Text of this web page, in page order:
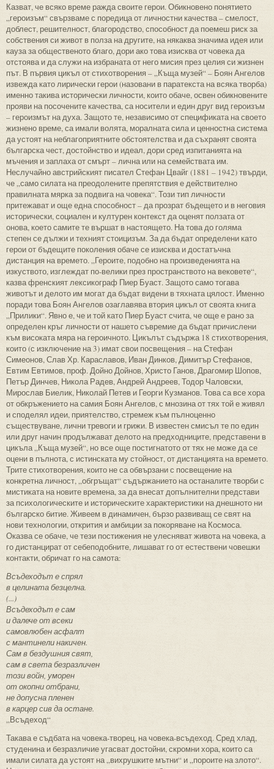
Казват, че всяко време ражда своите герои. Обикновено понятието
„героизъм“ свързваме с поредица от личностни качества – смелост,
доблест, решителност, благородство, способност да поемеш риск за
собствения си живот в полза на другите, на някаква значима идея или
кауза за общественото благо, дори ако това изисква от човека да
отстоява и да служи на избраната от него мисия през целия си жизнен
път. В първия цикъл от стихотворения – „Къща музей“ – Боян Ангелов
извежда като лирически герои (назовани в паратекста на всяка творба)
именно такива исторически личности, които обаче, освен обикновените
прояви на посочените качества, са носители и един друг вид героизъм
– героизмът на духа. Защото те, независимо от спецификата на своето
жизнено време, са имали волята, моралната сила и ценностна система
да устоят на неблагоприятните обстоятелства и да съхранят своята
българска чест, достойнство и идеал, дори сред изпитанията на
мъчения и заплаха от смърт – лична или на семействата им.
Неслучайно австрийският писател Стефан Цвайг (1881 – 1942) твърди,
че „само силата на преодолените препятствия е действително
правилната мярка за подвига на човека“. Този тип личности
притежават и още една способност – да прозрат бъдещето и в неговия
исторически, социален и културен контекст да оценят ползата от
онова, което самите те вършат в настоящето. На това до голяма
степен се дължи и техният стоицизъм. За да бъдат определени като
герои от бъдещите поколения обаче се изисква и достатъчна
дистанция на времето. „Героите, подобно на произведенията на
изкуството, изглеждат по-велики през пространството на вековете“,
казва френският лексикограф Пиер Буаст. Защото само тогава
животът и делото им могат да бъдат видени в тяхната цялост. Именно
поради това Боян Ангелов озаглавява втория цикъл от своята книга
„Прилики“. Явно е, че и той като Пиер Буаст счита, че още е рано за
определен кръг личности от нашето съвремие да бъдат причислени
към високата мяра на героичното. Цикълът съдържа 18 стихотворения,
които (с изключение на 3) имат свои посвещения – на Стефан
Симеонов, Слав Хр. Караславов, Иван Динков, Димитър Стефанов,
Евтим Евтимов, проф. Дойно Дойнов, Христо Ганов, Драгомир Шопов,
Петър Динчев, Никола Радев, Андрей Андреев, Тодор Чаловски,
Мирослав Биелик, Николай Петев и Георги Кузманов. Това са все хора
от обкръжението на самия Боян Ангелов, с мнозина от тях той е живял
и споделял идеи, приятелство, стремеж към пълноценно
съществуване, лични тревоги и грижи. В известен смисъл те по един
или друг начин продължават делото на предходниците, представени в
цикъла „Къща музей“, но все още постигнатото от тях не може да се
оцени в пълнота, с истинската му стойност, от дистанцията на времето.
Трите стихотворения, които не са обвързани с посвещение на
конкретна личност, „обгръщат“ съдържанието на останалите творби с
мистиката на новите времена, за да внесат допълнителни представи
за психологическите и историческите характеристики на днешното ни
българско битие. Живеем в динамичен, бързо развиващ се свят на
нови технологии, открития и амбиции за покоряване на Космоса.
Оказва се обаче, че тези постижения не улесняват живота на човека, а
го дистанцират от себеподобните, лишават го от естествени човешки
контакти, обричат го на самота:
Всъдеходът е спрял
в целината безцелна.
(...)
Всъдеходът е сам
и далече от всеки
самовлюбен асфалт
с мантинели накичен.
Сам в бездушния свят,
сам в света безразличен
този войн, уморен
от окопни отбрани,
не допусна пленен
в карцер сив да остане.
„Всъдеход“
Такава е съдбата на човека-творец, на човека-всъдеход. Сред хлад,
студенина и безразличие угасват достойни, скромни хора, които са
имали силата да устоят на „вихрушките мътни“ и „пороите на злото“.